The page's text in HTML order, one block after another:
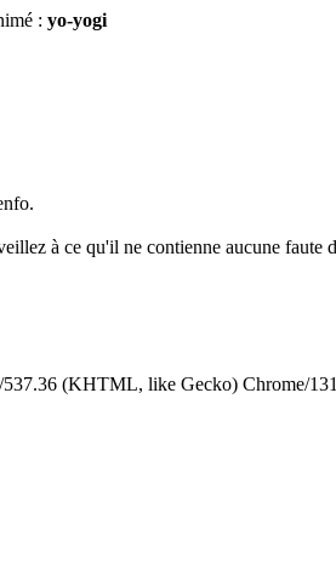
: yo-yogi
à ce qu'il ne contienne aucune
(KHTML, like Gecko) Chrome/